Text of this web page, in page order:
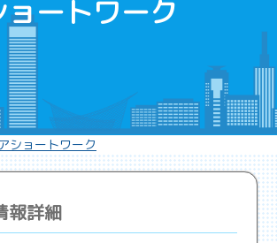
ートワーク
ショートワーク
報詳細